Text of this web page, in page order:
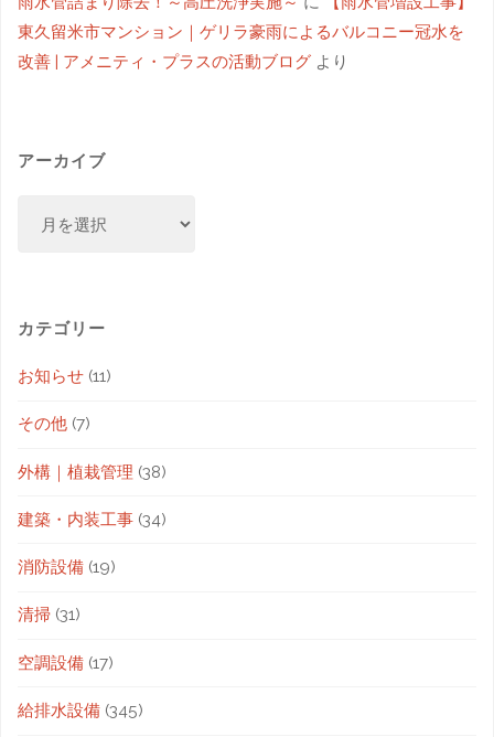
東久留米市マンション｜ゲリラ豪雨によるバルコニー冠水を
改善 | アメニティ・プラスの活動ブログ より
アーカイブ
カテゴリー
お知らせ (11)
その他 (7)
外構｜植栽管理 (38)
建築・内装工事 (34)
消防設備 (19)
清掃 (31)
空調設備 (17)
給排水設備 (345)